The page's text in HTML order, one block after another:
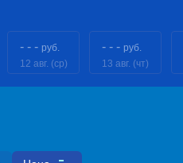
- - - руб.
12 авг. (ср)
- - - руб.
13 авг. (чт)